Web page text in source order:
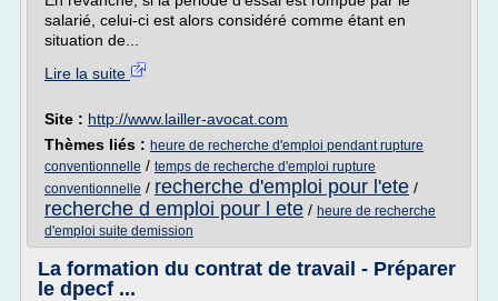
salarié, celui-ci est alors considéré comme étant en
situation de...
Lire la suite
Site : http://www.lailler-avocat.com
Thèmes liés : heure de recherche d'emploi pendant rupture
conventionnelle / temps de recherche d'emploi rupture
conventionnelle / recherche d'emploi pour l'ete /
recherche d emploi pour l ete / heure de recherche
d'emploi suite demission
La formation du contrat de travail - Préparer
le dpecf ...